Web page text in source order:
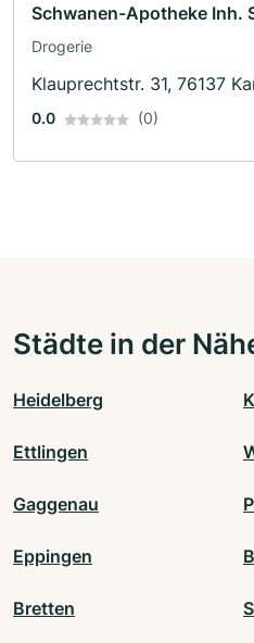
Schwanen-Apotheke Inh.
Drogerie
Klauprechtstr. 31, 76137
0.0 (0)
Städte in der
Heidelberg
Ettlingen
Gaggenau
Eppingen
Bretten